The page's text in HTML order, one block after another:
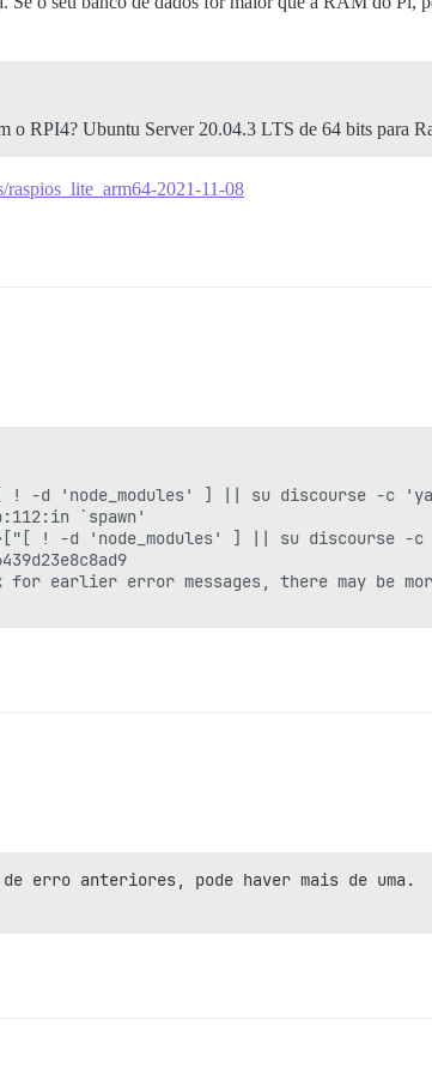
o RPI4? Ubuntu Server 20.04.3 LTS de 64 bits para
2021-11-08
[ ! -d 'node_modules' ] || su discourse
`spawn'
! -d 'node_modules' ] || su discourse
for earlier error messages, there may be
erro anteriores, pode haver mais de uma.